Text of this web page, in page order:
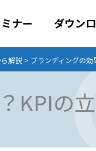
ナー ダウン
解説 > ブランディングの
KPIの